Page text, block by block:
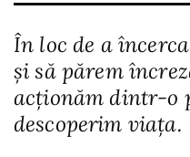
În loc de a
și să părem
acționăm dintr-o
descoperim viața.